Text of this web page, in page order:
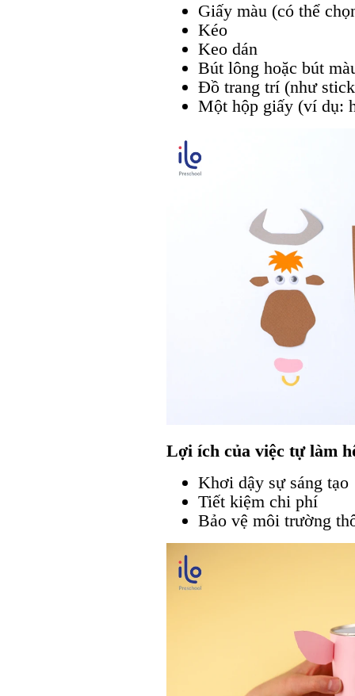
Giấy màu (có thể
Kéo
Keo dán
Bút lông hoặc bút
Đồ trang trí (như
Một hộp giấy (ví dụ:
Lợi ích của việc tự làm
Khơi dậy sự sáng tạo
Tiết kiệm chi phí
Bảo vệ môi trường